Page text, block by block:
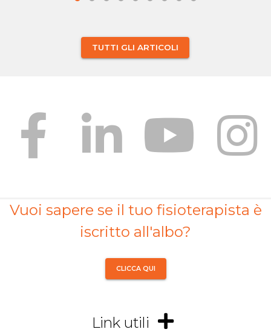
TUTTI GLI ARTICOLI
Vuoi sapere se il tuo fisioterapista è
iscritto all'albo?
CLICCA QUI
Link utili